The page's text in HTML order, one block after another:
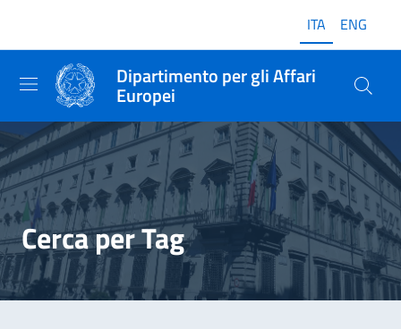
ITA ENG
Dipartimento per gli Affari
Europei
Cerca per Tag